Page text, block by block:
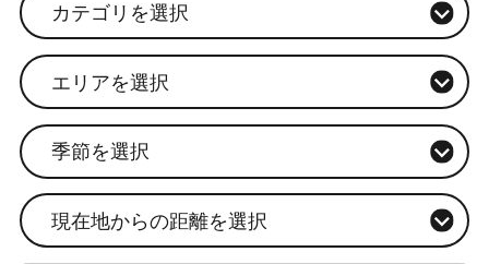
カテゴリを選択
エリアを選択
季節を選択
現在地からの距離を選択